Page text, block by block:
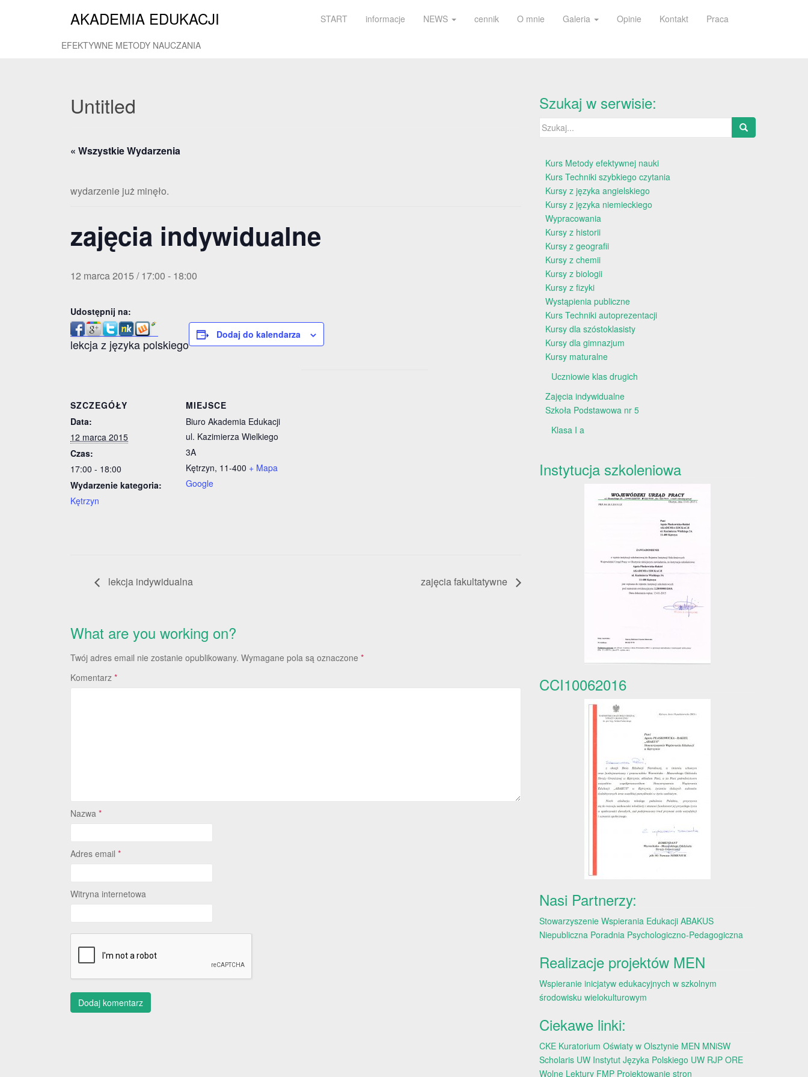
AKADEMIA EDUKACJI
EFEKTYWNE METODY NAUCZANIA
START informacje NEWS cennik O mnie Galeria Opinie Kontakt Praca
Untitled
« Wszystkie Wydarzenia
wydarzenie już minęło.
zajęcia indywidualne
12 marca 2015 / 17:00 - 18:00
Udostępnij na:
lekcja z języka polskiego
Dodaj do kalendarza
SZCZEGÓŁY
Data:
12 marca 2015
Czas:
17:00 - 18:00
Wydarzenie kategoria:
Kętrzyn
MIEJSCE
Biuro Akademia Edukacji
ul. Kazimierza Wielkiego
3A
Kętrzyn, 11-400 + Mapa
Google
lekcja indywidualna zajęcia fakultatywne
What are you working on?
Twój adres email nie zostanie opublikowany. Wymagane pola są oznaczone *
Komentarz *
Nazwa *
Adres email *
Witryna internetowa
Szukaj w serwisie:
Szukaj:
Kurs Metody efektywnej nauki
Kurs Techniki szybkiego czytania
Kursy z języka angielskiego
Kursy z języka niemieckiego
Wypracowania
Kursy z historii
Kursy z geografii
Kursy z chemii
Kursy z biologii
Kursy z fizyki
Wystąpienia publiczne
Kurs Techniki autoprezentacji
Kursy dla szóstoklasisty
Kursy dla gimnazjum
Kursy maturalne
Uczniowie klas drugich
Zajęcia indywidualne
Szkoła Podstawowa nr 5
Klasa I a
Instytucja szkoleniowa
CCI10062016
Nasi Partnerzy:
Stowarzyszenie Wspierania Edukacji ABAKUS
Niepubliczna Poradnia Psychologiczno-Pedagogiczna
Realizacje projektów MEN
Wspieranie inicjatyw edukacyjnych w szkolnym
środowisku wielokulturowym
Ciekawe linki:
CKE Kuratorium Oświaty w Olsztynie MEN MNiSW
Scholaris UW Instytut Języka Polskiego UW RJP ORE
Wolne Lektury FMP Projektowanie stron